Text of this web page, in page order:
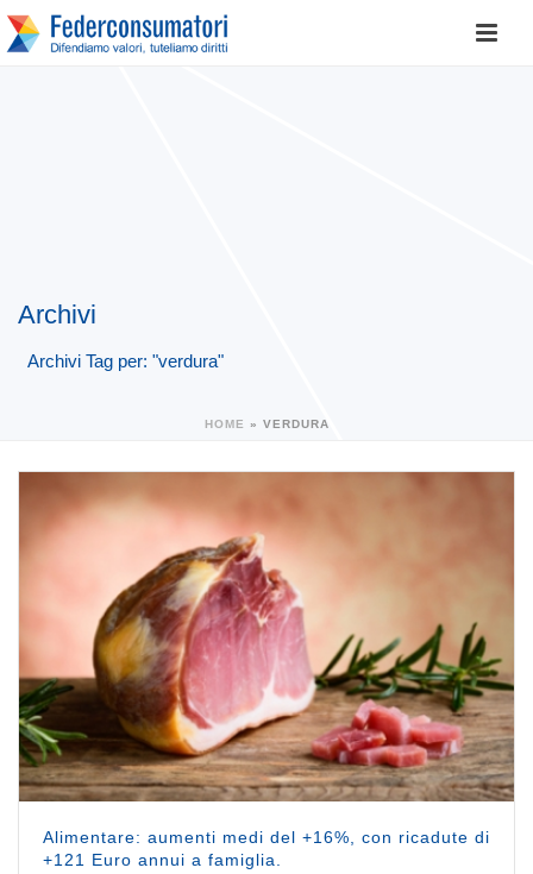
Archivi
Archivi Tag per: "verdura"
HOME » VERDURA
Alimentare: aumenti medi del +16%, con ricadute di
+121 Euro annui a famiglia.